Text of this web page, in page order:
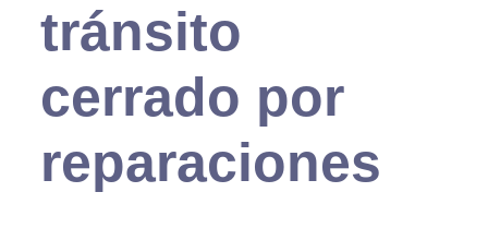
tránsito
cerrado por
reparaciones